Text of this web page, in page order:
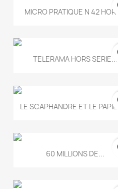
Aperçu rapide
MICRO PRATIQUE N 42
Aperçu rapide
TELERAMA HORS SERIE...
Aperçu rapide
LE SCAPHANDRE ET LE
Aperçu rapide
60 MILLIONS DE...